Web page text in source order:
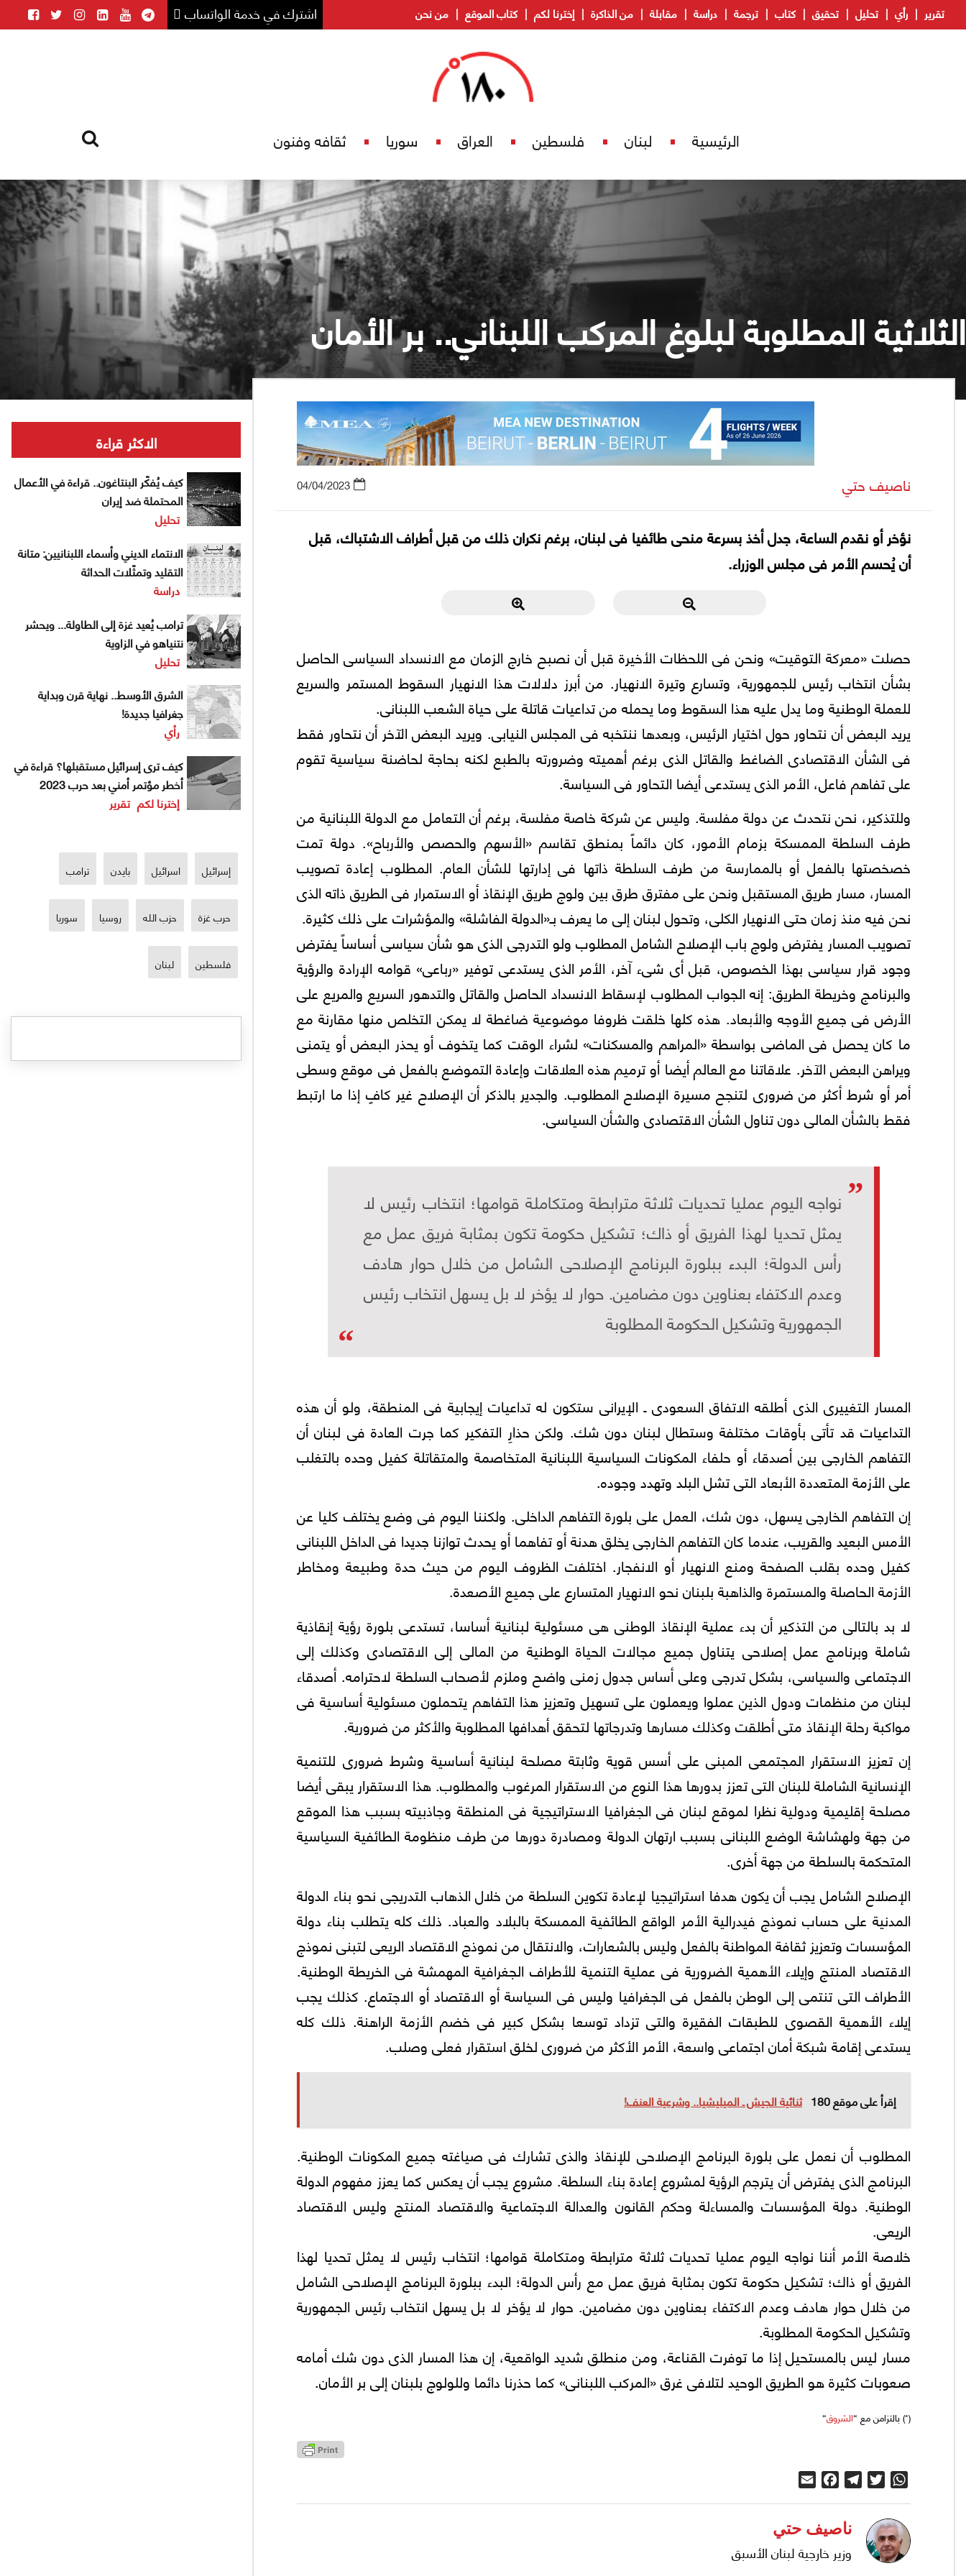
اشترك في خدمة الواتساب تقرير رأي تحليل تحقيق كتاب ترجمة دراسة مقابلة من الذاكرة إخترنا لكم كتاب الموقع من نحن
الرئيسية لبنان فلسطين العراق سوريا ثقافه وفنون
الثلاثية المطلوبة لبلوغ المركب اللبناني.. بر الأمان
ناصيف حتي 04/04/2023
نؤخر أو نقدم الساعة، جدل أخذ بسرعة منحى طائفيا فى لبنان، برغم نكران ذلك من قبل أطراف الاشتباك، قبل
أن يُحسم الأمر فى مجلس الوزراء.
حصلت «معركة التوقيت» ونحن فى اللحظات الأخيرة قبل أن نصبح خارج الزمان مع الانسداد السياسى الحاصل
بشأن انتخاب رئيس للجمهورية، وتسارع وتيرة الانهيار. من أبرز دلالات هذا الانهيار السقوط المستمر والسريع
للعملة الوطنية وما يدل عليه هذا السقوط وما يحمله من تداعيات قاتلة على حياة الشعب اللبنانى.
يريد البعض أن نتحاور حول اختيار الرئيس، وبعدها ننتخبه فى المجلس النيابى. ويريد البعض الآخر أن نتحاور فقط
فى الشأن الاقتصادى الضاغط والقاتل الذى برغم أهميته وضرورته بالطبع لكنه بحاجة لحاضنة سياسية تقوم
على تفاهم فاعل، الأمر الذى يستدعى أيضا التحاور فى السياسة.
وللتذكير، نحن نتحدث عن دولة مفلسة. وليس عن شركة خاصة مفلسة، برغم أن التعامل مع الدولة اللبنانية من
طرف السلطة الممسكة بزمام الأمور، كان دائماً بمنطق تقاسم «الأسهم والحصص والأرباح». دولة تمت
خصخصتها بالفعل أو بالممارسة من طرف السلطة ذاتها فى إدارتها للشأن العام. المطلوب إعادة تصويب
المسار، مسار طريق المستقبل ونحن على مفترق طرق بين ولوج طريق الإنقاذ أو الاستمرار فى الطريق ذاته الذى
نحن فيه منذ زمان حتى الانهيار الكلى، وتحول لبنان إلى ما يعرف بـ«الدولة الفاشلة» والمؤشرات على ذلك كثيرة.
تصويب المسار يفترض ولوج باب الإصلاح الشامل المطلوب ولو التدرجى الذى هو شأن سياسى أساساً يفترض
وجود قرار سياسى بهذا الخصوص، قبل أى شىء آخر، الأمر الذى يستدعى توفير «رباعى» قوامه الإرادة والرؤية
والبرنامج وخريطة الطريق: إنه الجواب المطلوب لإسقاط الانسداد الحاصل والقاتل والتدهور السريع والمريع على
الأرض فى جميع الأوجه والأبعاد. هذه كلها خلقت ظروفا موضوعية ضاغطة لا يمكن التخلص منها مقارنة مع
ما كان يحصل فى الماضى بواسطة «المراهم والمسكنات» لشراء الوقت كما يتخوف أو يحذر البعض أو يتمنى
ويراهن البعض الآخر. علاقاتنا مع العالم أيضا أو ترميم هذه العلاقات وإعادة التموضع بالفعل فى موقع وسطى
أمر أو شرط أكثر من ضرورى لتنجح مسيرة الإصلاح المطلوب. والجدير بالذكر أن الإصلاح غير كافٍ إذا ما ارتبط
فقط بالشأن المالى دون تناول الشأن الاقتصادى والشأن السياسى.
نواجه اليوم عمليا تحديات ثلاثة مترابطة ومتكاملة قوامها؛ انتخاب رئيس لا
يمثل تحديا لهذا الفريق أو ذاك؛ تشكيل حكومة تكون بمثابة فريق عمل مع
رأس الدولة؛ البدء ببلورة البرنامج الإصلاحى الشامل من خلال حوار هادف
وعدم الاكتفاء بعناوين دون مضامين. حوار لا يؤخر لا بل يسهل انتخاب رئيس
الجمهورية وتشكيل الحكومة المطلوبة
المسار التغييرى الذى أطلقه الاتفاق السعودى ـ الإيرانى ستكون له تداعيات إيجابية فى المنطقة، ولو أن هذه
التداعيات قد تأتى بأوقات مختلفة وستطال لبنان دون شك. ولكن حذارِ التفكير كما جرت العادة فى لبنان أن
التفاهم الخارجى بين أصدقاء أو حلفاء المكونات السياسية اللبنانية المتخاصمة والمتقاتلة كفيل وحده بالتغلب
على الأزمة المتعددة الأبعاد التى تشل البلد وتهدد وجوده.
إن التفاهم الخارجى يسهل، دون شك، العمل على بلورة التفاهم الداخلى. ولكننا اليوم فى وضع يختلف كليا عن
الأمس البعيد والقريب، عندما كان التفاهم الخارجى يخلق هدنة أو تفاهما أو يحدث توازنا جديدا فى الداخل اللبنانى
كفيل وحده بقلب الصفحة ومنع الانهيار أو الانفجار. اختلفت الظروف اليوم من حيث حدة وطبيعة ومخاطر
الأزمة الحاصلة والمستمرة والذاهبة بلبنان نحو الانهيار المتسارع على جميع الأصعدة.
لا بد بالتالى من التذكير أن بدء عملية الإنقاذ الوطنى هى مسئولية لبنانية أساسا، تستدعى بلورة رؤية إنقاذية
شاملة وبرنامج عمل إصلاحى يتناول جميع مجالات الحياة الوطنية من المالى إلى الاقتصادى وكذلك إلى
الاجتماعى والسياسى، بشكل تدرجى وعلى أساس جدول زمنى واضح وملزم لأصحاب السلطة لاحترامه. أصدقاء
لبنان من منظمات ودول الذين عملوا ويعملون على تسهيل وتعزيز هذا التفاهم يتحملون مسئولية أساسية فى
مواكبة رحلة الإنقاذ متى أطلقت وكذلك مسارها وتدرجاتها لتحقق أهدافها المطلوبة والأكثر من ضرورية.
إن تعزيز الاستقرار المجتمعى المبنى على أسس قوية وثابتة مصلحة لبنانية أساسية وشرط ضرورى للتنمية
الإنسانية الشاملة للبنان التى تعزز بدورها هذا النوع من الاستقرار المرغوب والمطلوب. هذا الاستقرار يبقى أيضا
مصلحة إقليمية ودولية نظرا لموقع لبنان فى الجغرافيا الاستراتيجية فى المنطقة وجاذبيته بسبب هذا الموقع
من جهة ولهشاشة الوضع اللبنانى بسبب ارتهان الدولة ومصادرة دورها من طرف منظومة الطائفية السياسية
المتحكمة بالسلطة من جهة أخرى.
الإصلاح الشامل يجب أن يكون هدفا استراتيجيا لإعادة تكوين السلطة من خلال الذهاب التدريجى نحو بناء الدولة
المدنية على حساب نموذج فيدرالية الأمر الواقع الطائفية الممسكة بالبلاد والعباد. ذلك كله يتطلب بناء دولة
المؤسسات وتعزيز ثقافة المواطنة بالفعل وليس بالشعارات، والانتقال من نموذج الاقتصاد الريعى لتبنى نموذج
الاقتصاد المنتج وإيلاء الأهمية الضرورية فى عملية التنمية للأطراف الجغرافية المهمشة فى الخريطة الوطنية.
الأطراف التى تنتمى إلى الوطن بالفعل فى الجغرافيا وليس فى السياسة أو الاقتصاد أو الاجتماع. كذلك يجب
إيلاء الأهمية القصوى للطبقات الفقيرة والتى تزداد توسعا بشكل كبير فى خضم الأزمة الراهنة. ذلك كله
يستدعى إقامة شبكة أمان اجتماعى واسعة، الأمر الأكثر من ضرورى لخلق استقرار فعلى وصلب.
إقرأ على موقع 180 ثنائية الجيش ـ الميليشيا.. وشرعية العنف!
المطلوب أن نعمل على بلورة البرنامج الإصلاحى للإنقاذ والذى تشارك فى صياغته جميع المكونات الوطنية.
البرنامج الذى يفترض أن يترجم الرؤية لمشروع إعادة بناء السلطة. مشروع يجب أن يعكس كما يعزز مفهوم الدولة
الوطنية. دولة المؤسسات والمساءلة وحكم القانون والعدالة الاجتماعية والاقتصاد المنتج وليس الاقتصاد
الريعى.
خلاصة الأمر أننا نواجه اليوم عمليا تحديات ثلاثة مترابطة ومتكاملة قوامها؛ انتخاب رئيس لا يمثل تحديا لهذا
الفريق أو ذاك؛ تشكيل حكومة تكون بمثابة فريق عمل مع رأس الدولة؛ البدء ببلورة البرنامج الإصلاحى الشامل
من خلال حوار هادف وعدم الاكتفاء بعناوين دون مضامين. حوار لا يؤخر لا بل يسهل انتخاب رئيس الجمهورية
وتشكيل الحكومة المطلوبة.
مسار ليس بالمستحيل إذا ما توفرت القناعة، ومن منطلق شديد الواقعية، إن هذا المسار الذى دون شك أمامه
صعوبات كثيرة هو الطريق الوحيد لتلافى غرق «المركب اللبنانى» كما حذرنا دائما وللولوج بلبنان إلى بر الأمان.
(*) بالتزامن مع “الشروق“
WhatsApp
Twitter
Telegram
Facebook
ناصيف حتي
وزير خارجية لبنان الأسبق
الاكثر قراءة
كيف يُفكّر البنتاغون.. قراءة في الأعمال
المحتملة ضد إيران
تحليل
الانتماء الديني وأسماء اللبنانيين: متانة
التقليد وتمثّلات الحداثة
دراسة
ترامب يُعيد غزة إلى الطاولة... ويحشر
نتنياهو في الزاوية
تحليل
الشرق الأوسط.. نهاية قرن وبداية
جغرافيا جديدة!
رأي
كيف ترى إسرائيل مستقبلها؟ قراءة في
أخطر مؤتمر أمني بعد حرب 2023
إخترنا لكم تقرير
إسرائيل اسرائيل بايدن ترامب
حرب غزة حزب الله روسيا سوريا
فلسطين لبنان